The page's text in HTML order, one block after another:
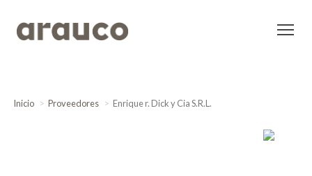
Inicio Proveedores Enrique r. Dick y Cia S.R.L.